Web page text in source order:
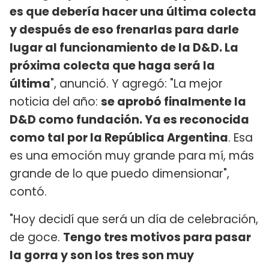
es que debería hacer una última colecta
y después de eso frenarlas para darle
lugar al funcionamiento de la D&D. La
próxima colecta que haga será la
última", anunció. Y agregó: "La mejor
noticia del año: se aprobó finalmente la
D&D como fundación. Ya es reconocida
como tal por la República Argentina. Esa
es una emoción muy grande para mí, más
grande de lo que puedo dimensionar",
contó.
"Hoy decidí que será un día de celebración,
de goce. Tengo tres motivos para pasar
la gorra y son los tres son muy